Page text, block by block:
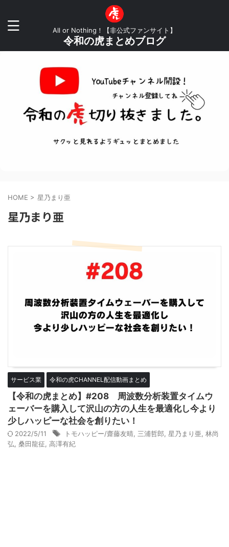
All or Nothing！【非公式ファンサイト】
令和の虎まとめブログ
HOME > 星乃まり亜
星乃まり亜
サービス業 令和の虎CHANNEL配信動画まとめ
【令和の虎まとめ】#208 周波数分析装置タイムウ
ェーバーを購入して沢山の方の人生を最適化し今より
少しハッピーな社会を創りたい！
2022/5/11 トモハッピー/齋藤友晴 三浦哲郎 星乃まり亜 林尚
弘 桑田龍征 高澤有紀